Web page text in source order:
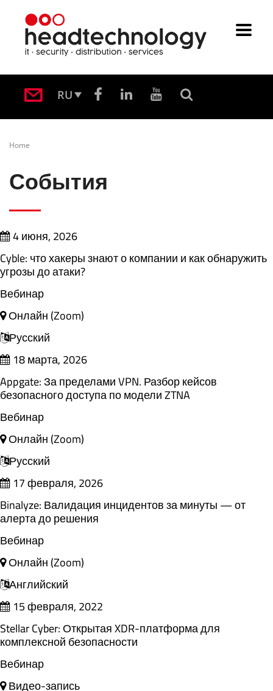
RU
Home
События
4 июня, 2026
Cyble: что хакеры знают о компании и как обнаружить
угрозы до атаки?
Вебинар
Онлайн (Zoom)
Русский
18 марта, 2026
Appgate: За пределами VPN. Разбор кейсов
безопасного доступа по модели ZTNA
Вебинар
Онлайн (Zoom)
Русский
17 февраля, 2026
Binalyze: Валидация инцидентов за минуты — от
алерта до решения
Вебинар
Онлайн (Zoom)
Английский
15 февраля, 2022
Stellar Cyber: Открытая XDR-платформа для
комплексной безопасности
Вебинар
Видео-запись